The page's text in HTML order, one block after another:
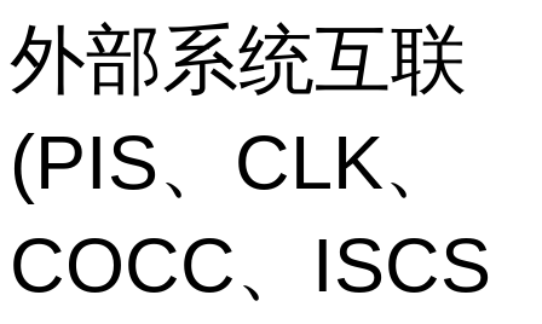
外部系统互联
(PIS、CLK、
COCC、ISCS